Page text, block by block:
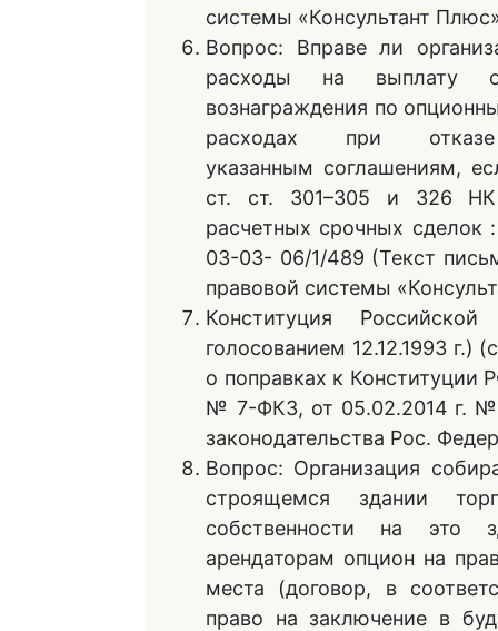
системы «Консультант
Вопрос: Вправе ли
расходы на выплату
вознаграждения по
расходах при
указанным соглашениям,
ст. ст. 301–305 и 326
расчетных срочных
03-03- 06/1/489 (Текст
правовой системы
Конституция
голосованием 12.12.1993 г.)
о поправках к Конституции
№ 7-ФКЗ, от 05.02.2014 г.
законодательства Рос.
Вопрос: Организация
строящемся здании
собственности на это
арендаторам опцион на
места (договор, в
право на заключение в